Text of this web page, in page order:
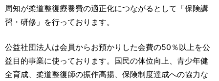
周知が柔道整復療養費の適正化につながるとして「保険講
習・研修」を行っております。
公益社団法人は会員からお預かりした会費の50％以上を公
益目的事業に使っております。国民の体位向上、青少年健
全育成、柔道整復師の振作高揚、保険制度達成への協力な